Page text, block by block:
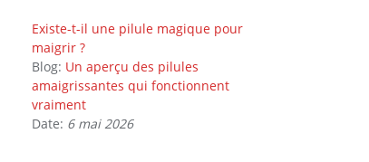
Existe-t-il une pilule magique pour
maigrir ?
Blog: Un aperçu des pilules
amaigrissantes qui fonctionnent
vraiment
Date: 6 mai 2026